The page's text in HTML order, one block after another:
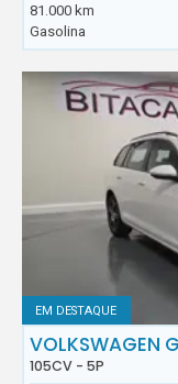
81.000 km
Gasolina
EM DESTAQUE
VOLKSWAGEN
105CV - 5P